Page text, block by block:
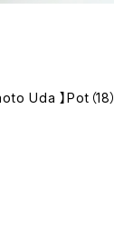
Uda 】Pot（18）